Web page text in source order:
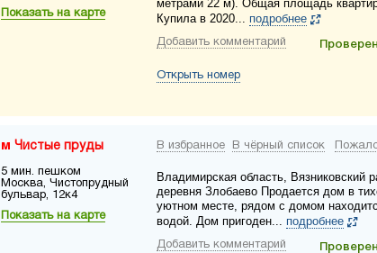
Показать на карте
метрами 22 м). Общая площадь
Купила в 2020... подробнее
Добавить комментарий
Открыть номер
Чистые пруды
5 мин. пешком
Москва, Чистопрудный
бульвар, 12к4
Показать на карте
В избранное В чёрный список
Владимирская область, Вязниковский
деревня Злобаево Продается дом в
уютном месте, рядом с домом
водой. Дом пригоден... подробнее
Добавить комментарий